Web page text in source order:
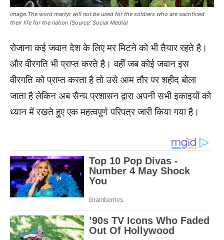
Image:The word martyr will not be used for the soldiers who are sacrificed
their life for the nation (Source: Social Media)
रोजाना कई जवान देश के लिए मर मिटने को भी तैयार रहते है।
और वीरगति भी प्राप्त करते है। वहीं जब कोई जवान इस
वीरगति को प्राप्त करता है तो उसे आम तौर पर शहीद बोला
जाता है लेकिन अब सैन्य प्रशासन द्वारा अपनी सभी इकाइयों को
ध्यान में रखते हुए एक महत्वपूर्ण परिपत्र जारी किया गया है।